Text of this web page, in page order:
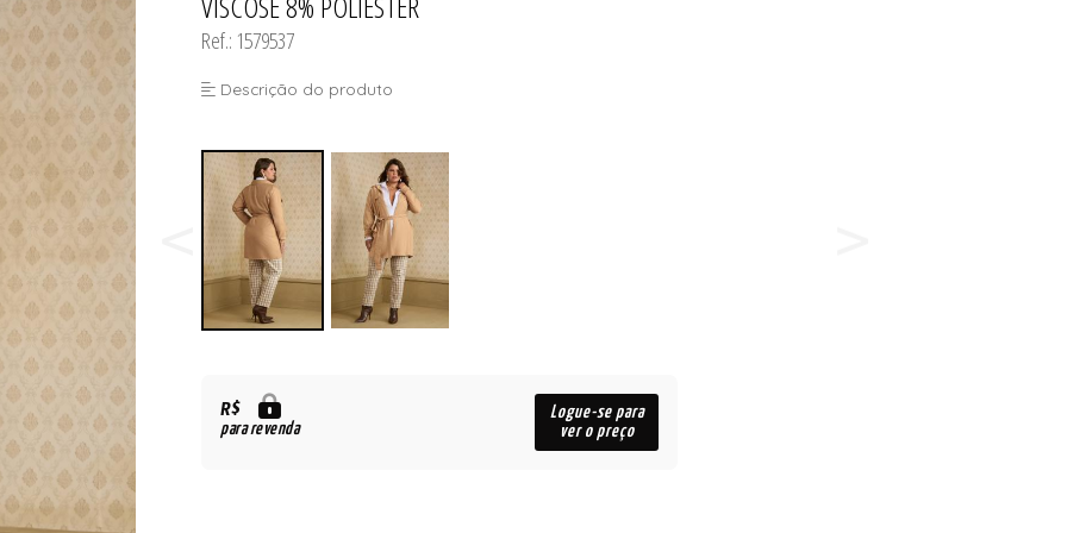
Ref.: 1579537
Descrição do produto
R$
para revenda
Logue-se para
ver o preço